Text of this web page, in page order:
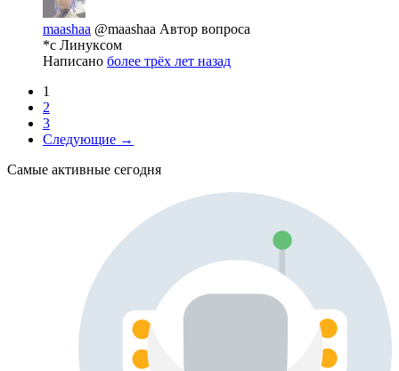
maashaa @maashaa Автор вопроса
*с Линуксом
Написано более трёх лет назад
1
2
3
Следующие →
Самые активные сегодня